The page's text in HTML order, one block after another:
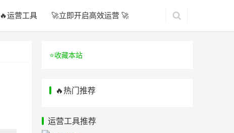
🔥运营工具 🚀立即开启高效运营 🚀
⭐️收藏本站
🔥热门推荐
运营工具推荐